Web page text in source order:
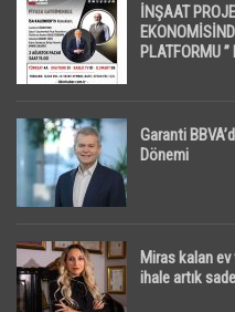
İNŞAAT
PLATFORMU
Garanti
Dönemi
Miras kalan
ihale artık